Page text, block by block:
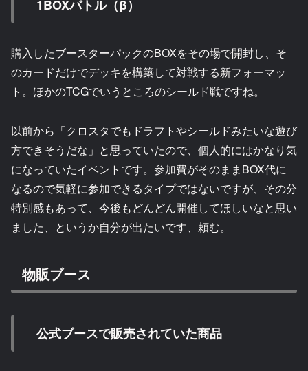
1BOXバトル（β）
購入したブースターパックのBOXをその場で開封し、そ
のカードだけでデッキを構築して対戦する新フォーマッ
ト。ほかのTCGでいうところのシールド戦ですね。
以前から「クロスタでもドラフトやシールドみたいな遊び
方できそうだな」と思っていたので、個人的にはかなり気
になっていたイベントです。参加費がそのままBOX代に
なるので気軽に参加できるタイプではないですが、その分
特別感もあって、今後もどんどん開催してほしいなと思い
ました、というか自分が出たいです、頼む。
物販ブース
公式ブースで販売されていた商品